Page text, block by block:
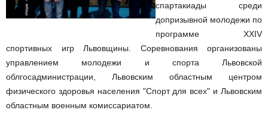
спартакиады среди
допризывной молодежи по
программе XXIV
спортивных игр Львовщины. Соревнования организованы
управлением молодежи и спорта Львовской
облгосадминистрации, Львовским областным центром
физического здоровья населения "Спорт для всех" и Львовским
областным военным комиссариатом.